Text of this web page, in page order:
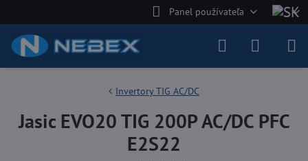
Panel používateľa
Invertory TIG AC/DC
Jasic EVO20 TIG 200P AC/DC PFC
E2S22